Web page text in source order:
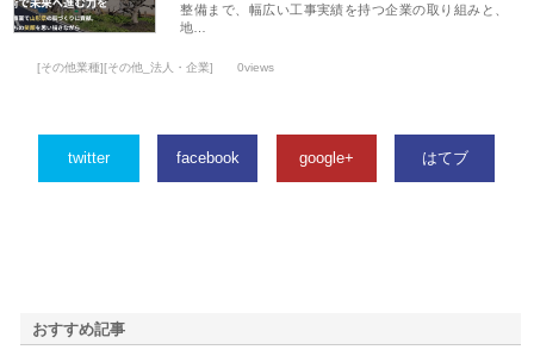
整備まで、幅広い工事実績を持つ企業の取り組みと、
地…
[その他業種][その他_法人・企業] 0views
twitter facebook google+ はてブ
おすすめ記事